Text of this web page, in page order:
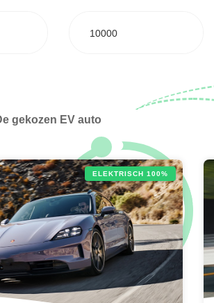
10000
gekozen EV auto
ELEKTRISCH 100%